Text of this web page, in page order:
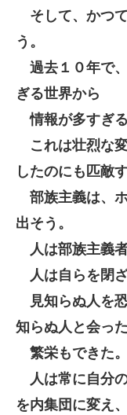
そして、かつ
う。
過去１０年で
ぎる世界から
情報が多すぎ
これは壮烈な
したのにも匹敵す
部族主義は、
出そう。
人は部族主義
人は自らを閉
見知らぬ人を
知らぬ人と会っ
繁栄もできた。
人は常に自分
を内集団に変え、